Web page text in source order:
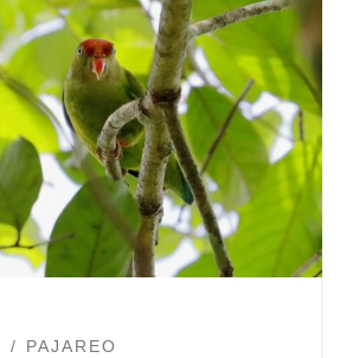
PAJAREO